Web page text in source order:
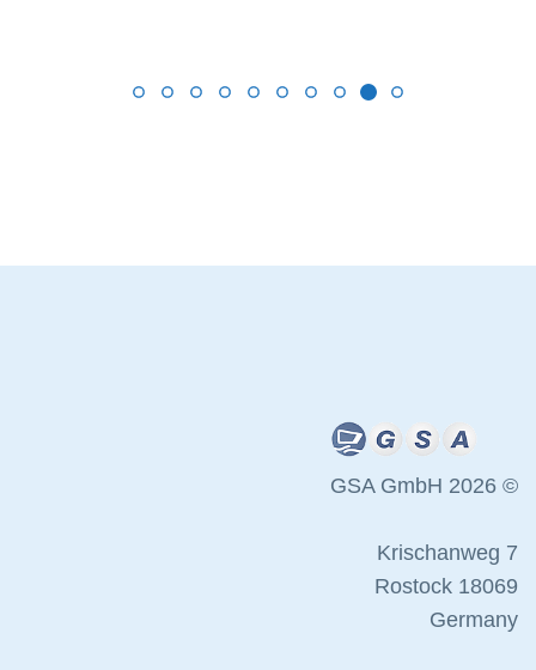
© 2026 GSA GmbH
Krischanweg 7
18069 Rostock
Germany